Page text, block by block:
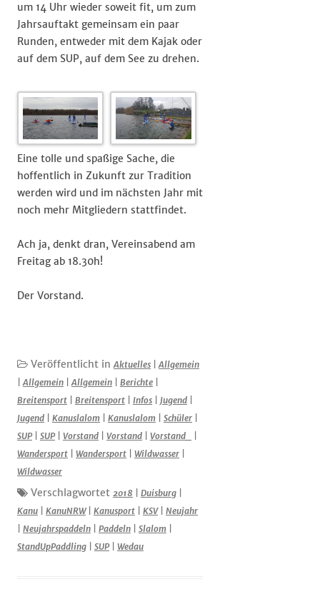
um 14 Uhr wieder soweit fit, um zum
Jahrsauftakt gemeinsam ein paar
Runden, entweder mit dem Kajak oder
auf dem SUP, auf dem See zu drehen.
Eine tolle und spaßige Sache, die
hoffentlich in Zukunft zur Tradition
werden wird und im nächsten Jahr mit
noch mehr Mitgliedern stattfindet.
Ach ja, denkt dran, Vereinsabend am
Freitag ab 18.30h!
Der Vorstand.
Veröffentlicht inAktuelles
Allgemein
Allgemein Allgemein Berichte
Breitensport
Breitensport Infos Jugend
Jugend
Kanuslalom Kanuslalom Schüler
SUP| SUP| Vorstand Vorstand Vorstand_
Wandersport
Wandersport Wildwasser
Wildwasser
Verschlagwortet 2018 Duisburg
Kanu
KanuNRW| Kanusport KSV| Neujahr
Neujahrspaddeln Paddeln Slalom
StandUpPaddling
SUP| Wedau